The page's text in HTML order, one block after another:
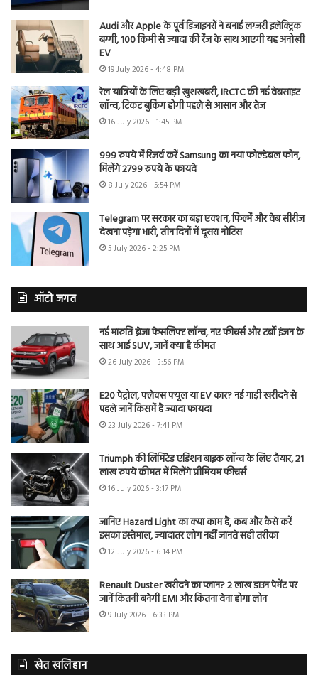
Audi और Apple के पूर्व डिजाइनरों ने बनाई लग्जरी इलेक्ट्रिक
बग्गी, 100 किमी से ज्यादा की रेंज के साथ आएगी यह अनोखी
EV
19 July 2026 - 4:48 PM
रेल यात्रियों के लिए बड़ी खुशखबरी, IRCTC की नई वेबसाइट
लॉन्च, टिकट बुकिंग होगी पहले से आसान और तेज
16 July 2026 - 1:45 PM
999 रुपये में रिजर्व करें Samsung का नया फोल्डेबल फोन,
मिलेंगे 2799 रुपये के फायदे
8 July 2026 - 5:54 PM
Telegram पर सरकार का बड़ा एक्शन, फिल्में और वेब सीरीज
देखना पड़ेगा भारी, तीन दिनों में दूसरा नोटिस
5 July 2026 - 2:25 PM
ऑटो जगत
नई मारुति ब्रेजा फेसलिफ्ट लॉन्च, नए फीचर्स और टर्बो इंजन के
साथ आई SUV, जानें क्या है कीमत
26 July 2026 - 3:56 PM
E20 पेट्रोल, फ्लेक्स फ्यूल या EV कार? नई गाड़ी खरीदने से
पहले जानें किसमें है ज्यादा फायदा
23 July 2026 - 7:41 PM
Triumph की लिमिटेड एडिशन बाइक लॉन्च के लिए तैयार, 21
लाख रुपये कीमत में मिलेंगे प्रीमियम फीचर्स
16 July 2026 - 3:17 PM
जानिए Hazard Light का क्या काम है, कब और कैसे करें
इसका इस्तेमाल, ज्यादातर लोग नहीं जानते सही तरीका
12 July 2026 - 6:14 PM
Renault Duster खरीदने का प्लान? 2 लाख डाउन पेमेंट पर
जानें कितनी बनेगी EMI और कितना देना होगा लोन
9 July 2026 - 6:33 PM
खेत खलिहान